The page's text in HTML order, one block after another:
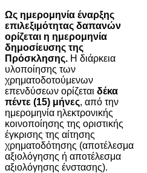
Ως ημερομηνία έναρξης
επιλεξιμότητας δαπανών
ορίζεται η ημερομηνία
δημοσίευσης της
Πρόσκλησης. Η διάρκεια
υλοποίησης των
χρηματοδοτούμενων
επενδύσεων ορίζεται δέκα
πέντε (15) μήνες, από την
ημερομηνία ηλεκτρονικής
κοινοποίησης της οριστικής
έγκρισης της αίτησης
χρηματοδότησης (αποτέλεσμα
αξιολόγησης ή αποτέλεσμα
αξιολόγησης ένστασης).